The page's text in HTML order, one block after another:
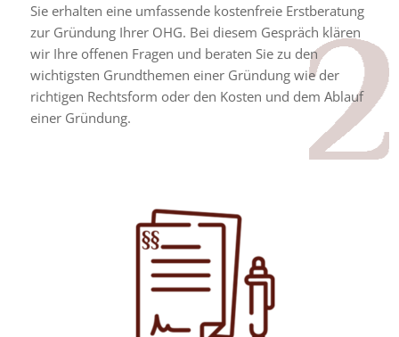
Sie erhalten eine umfassende kostenfreie Erstberatung
zur Gründung Ihrer OHG. Bei diesem Gespräch klären
wir Ihre offenen Fragen und beraten Sie zu den
wichtigsten Grundthemen einer Gründung wie der
richtigen Rechtsform oder den Kosten und dem Ablauf
einer Gründung.